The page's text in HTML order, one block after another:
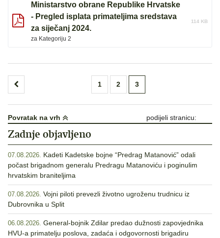
Ministarstvo obrane Republike Hrvatske
- Pregled isplata primateljima sredstava
za siječanj 2024.
za Kategoriju 2
114 KB
Brojevi
objava
1 2 3
Povratak na vrh podijeli stranicu:
Zadnje objavljeno
07.08.2026. Kadeti Kadetske bojne “Predrag Matanović” odali
počast brigadnom generalu Predragu Matanoviću i poginulim
hrvatskim braniteljima
07.08.2026. Vojni piloti prevezli životno ugroženu trudnicu iz
Dubrovnika u Split
06.08.2026. General-bojnik Zdilar predao dužnosti zapovjednika
HVU-a primatelju poslova, zadaća i odgovornosti brigadiru